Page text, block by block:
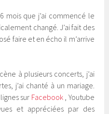
mois que j’ai commencé le
changé. J’ai fait des
faire et en écho il m’arrive
à plusieurs concerts, j’ai
j’ai chanté à un mariage.
sur Facebook, Youtube
et appréciées par des